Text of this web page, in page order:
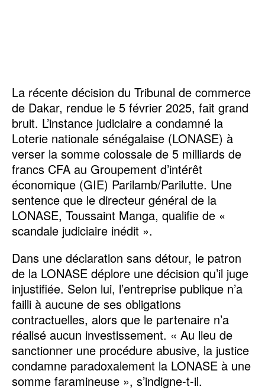
La récente décision du Tribunal de commerce
de Dakar, rendue le 5 février 2025, fait grand
bruit. L’instance judiciaire a condamné la
Loterie nationale sénégalaise (LONASE) à
verser la somme colossale de 5 milliards de
francs CFA au Groupement d’intérêt
économique (GIE) Parilamb/Parilutte. Une
sentence que le directeur général de la
LONASE, Toussaint Manga, qualifie de «
scandale judiciaire inédit ».
Dans une déclaration sans détour, le patron
de la LONASE déplore une décision qu’il juge
injustifiée. Selon lui, l’entreprise publique n’a
failli à aucune de ses obligations
contractuelles, alors que le partenaire n’a
réalisé aucun investissement. « Au lieu de
sanctionner une procédure abusive, la justice
condamne paradoxalement la LONASE à une
somme faramineuse », s’indigne-t-il.